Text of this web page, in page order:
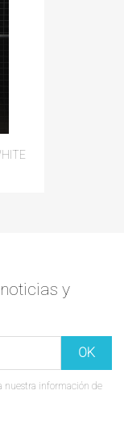
y
nuestra información de